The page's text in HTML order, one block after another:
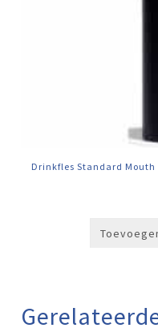
Drinkfles Standard